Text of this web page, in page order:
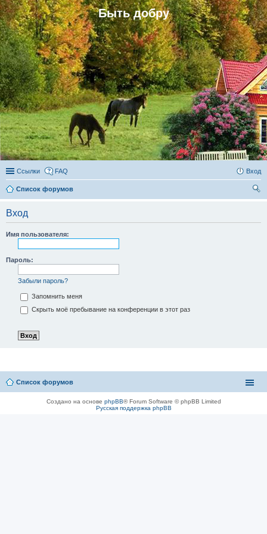
Быть добру
Ссылки FAQ Вход
Список форумов
Вход
Имя пользователя:
Пароль:
Забыли пароль?
Запомнить меня
Скрыть моё пребывание на конференции в этот раз
Список форумов
Создано на основе phpBB® Forum Software © phpBB Limited
Русская поддержка phpBB